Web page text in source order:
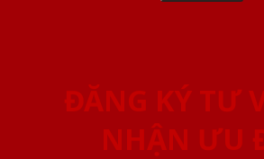
ĐĂNG KÝ TƯ
NHẬN ƯU